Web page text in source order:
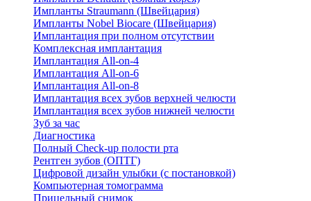
Импланты Straumann (Швейцария)
Импланты Nobel Biocare (Швейцария)
Имплантация при полном отсутствии
Комплексная имплантация
Имплантация All-on-4
Имплантация All-on-6
Имплантация All-on-8
Имплантация всех зубов верхней челюсти
Имплантация всех зубов нижней челюсти
Зуб за час
Диагностика
Полный Check-up полости рта
Рентген зубов (ОПТГ)
Цифровой дизайн улыбки (с постановкой)
Компьютерная томограмма
Прицельный снимок